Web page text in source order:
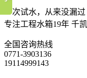
一次试水，从来没漏
专注工程水箱19年 千
全国咨询热线
0771-3903136
19114999143